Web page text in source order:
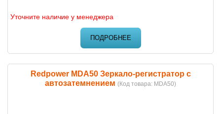
Уточните наличие у менеджера
ПОДРОБНЕЕ
Redpower MDA50 Зеркало-регистратор с
автозатемнением (Код товара: MDA50)